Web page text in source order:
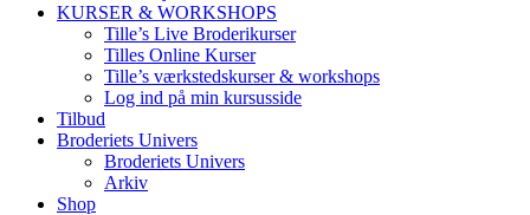
KURSER & WORKSHOPS
Tille’s Live Broderikurser
Tilles Online Kurser
Tille’s værkstedskurser & workshops
Log ind på min kursusside
Tilbud
Broderiets Univers
Broderiets Univers
Arkiv
Shop